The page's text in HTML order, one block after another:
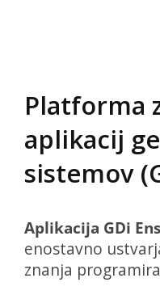
Platforma
aplikacij
sistemov
Aplikacija GDi
enostavno
znanja